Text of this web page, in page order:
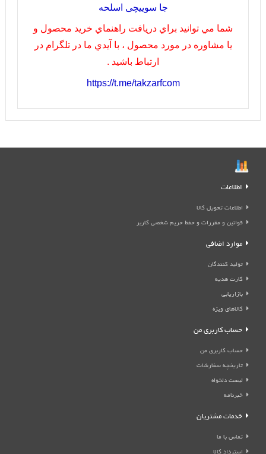
جا سوییچی اسلحه
شما مي توانيد براي دريافت راهنماي خريد محصول و
يا مشاوره در مورد محصول ، با آيدي ما در تلگرام در
ارتباط باشيد .
https://t.me/takzarfcom
اطلاعات
اطلاعات تحویل کالا
قوانین و مقررات و حفظ حریم شخصی کاربر
موارد اضافی
تولید کنندگان
کارت هدیه
بازاریابی
کالاهای ویژه
حساب کاربری من
حساب کاربری من
تاریخچه سفارشات
لیست دلخواه
خبرنامه
خدمات مشتریان
تماس با ما